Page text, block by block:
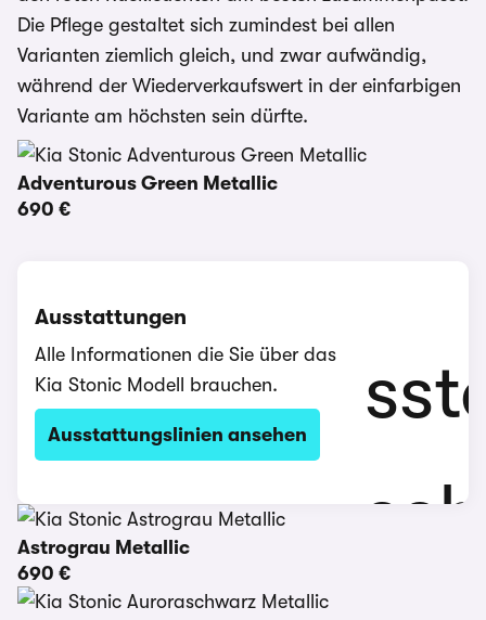
Die Pflege gestaltet sich zumindest bei allen
Varianten ziemlich gleich, und zwar aufwändig,
während der Wiederverkaufswert in der einfarbigen
Variante am höchsten sein dürfte.
Adventurous Green Metallic
690 €
Ausstattungen
Alle Informationen die Sie über das
Kia Stonic Modell brauchen.
Ausstattungslinien ansehen
Astrograu Metallic
690 €